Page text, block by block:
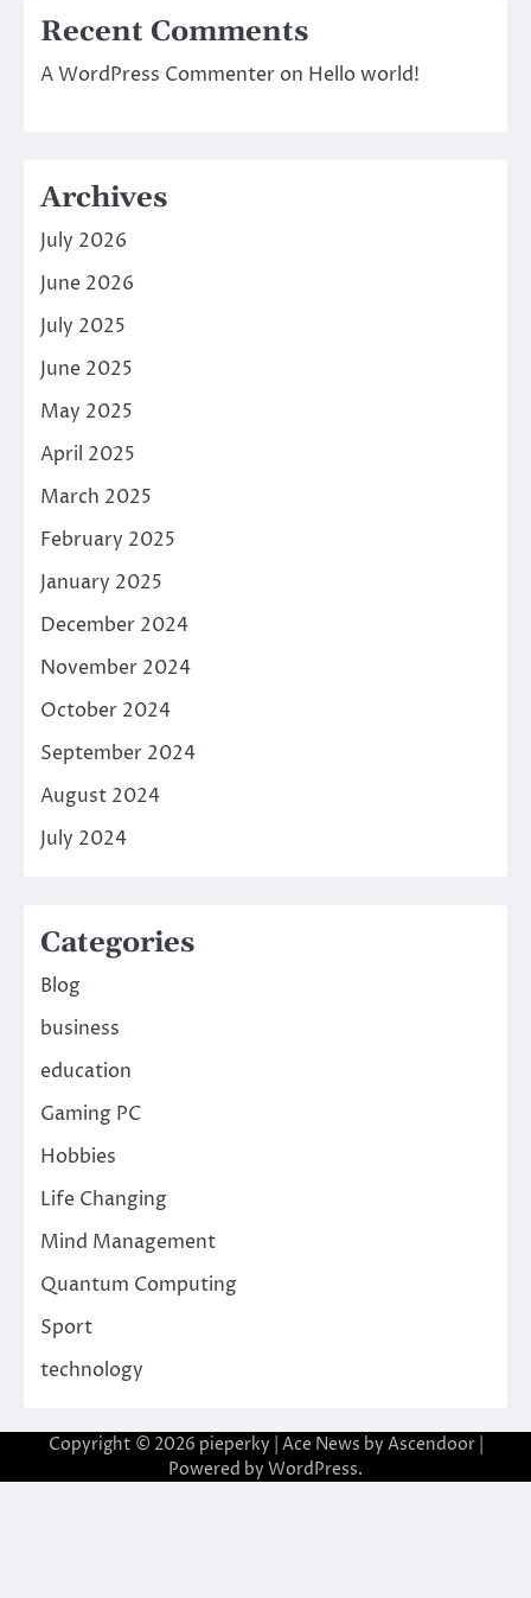
Recent Comments
A WordPress Commenter on Hello world!
Archives
July 2026
June 2026
July 2025
June 2025
May 2025
April 2025
March 2025
February 2025
January 2025
December 2024
November 2024
October 2024
September 2024
August 2024
July 2024
Categories
Blog
business
education
Gaming PC
Hobbies
Life Changing
Mind Management
Quantum Computing
Sport
technology
Copyright © 2026 pieperky | Ace News by Ascendoor|
Powered by WordPress.